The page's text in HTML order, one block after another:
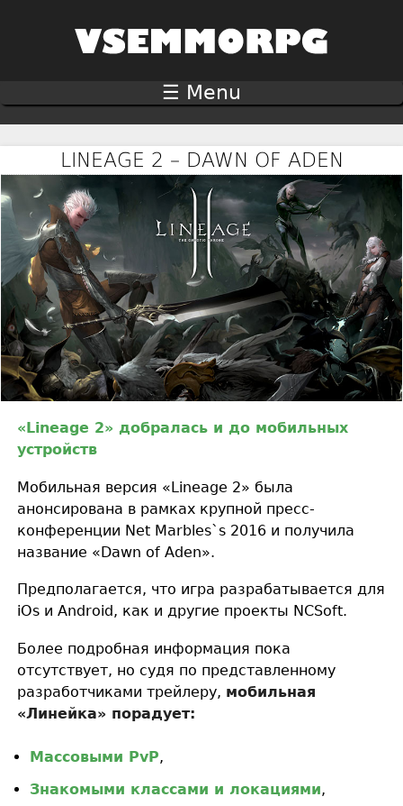
LINEAGE 2 – DAWN OF ADEN
«Lineage 2» добралась и до мобильных
устройств
Мобильная версия «Lineage 2» была
анонсирована в рамках крупной пресс-
конференции Net Marbles`s 2016 и получила
название «Dawn of Aden».
Предполагается, что игра разрабатывается для
iOs и Android, как и другие проекты NCSoft.
Более подробная информация пока
отсутствует, но судя по представленному
разработчиками трейлеру, мобильная
«Линейка» порадует:
Массовыми PvP,
Знакомыми классами и локациями,
☰ Menu